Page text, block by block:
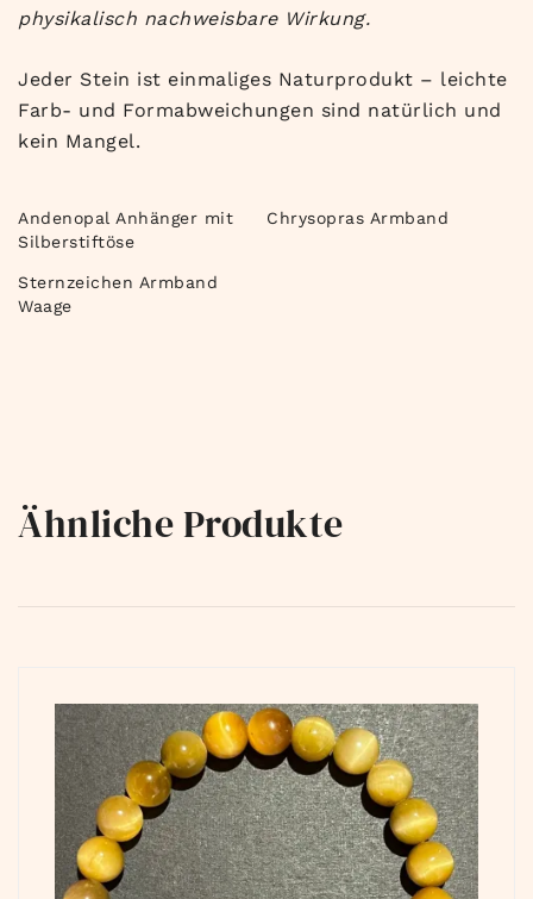
physikalisch nachweisbare Wirkung.
Jeder Stein ist einmaliges Naturprodukt – leichte
Farb- und Formabweichungen sind natürlich und
kein Mangel.
Andenopal Anhänger mit
Silberstiftöse
Chrysopras Armband
Sternzeichen Armband
Waage
Ähnliche Produkte